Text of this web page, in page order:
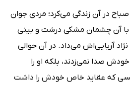
در آن زندگی می‌کرد؛ مردی جوان
آن چشمان مشکی درشت و بینی
آریایی‌اش می‌داد. در آن حوالی
صدا نمی‌زدند، بلکه او را
کسی که عقاید خاص خودش را داشت